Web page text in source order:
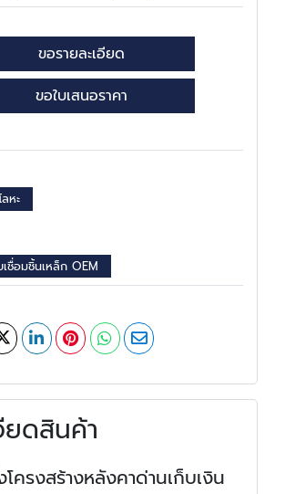
ขอรายละเอียด
ขอใบเสนอราคา
หะ
ชื่อมชิ้นเหล็ก OEM
ยดสินค้า
ครงสร้างหลังคาด่านเก็บเงิน